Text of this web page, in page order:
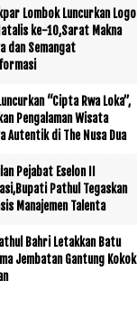
Lombok Luncurkan Logo
ke-10,Sarat Makna
dan Semangat
“Cipta Rwa Loka”,
Pengalaman Wisata
Autentik di The Nusa Dua
Pejabat Eselon II
Pathul Tegaskan
Manajemen Talenta
Bahri Letakkan Batu
Jembatan Gantung Kokok